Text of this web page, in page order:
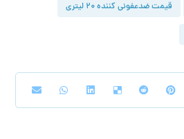
قیمت ضدعفونی کننده 20 لیتری